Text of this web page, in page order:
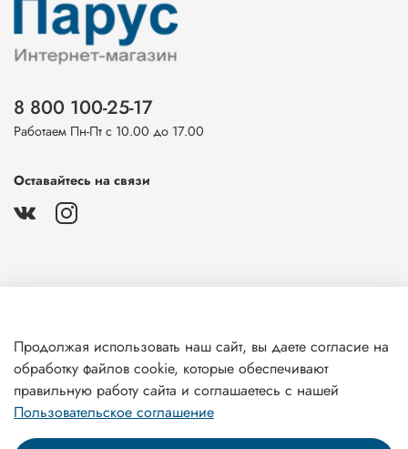
Клиентам
8 800 100-25-17
Работаем Пн-Пт с 10.00 до 17.00
Оставайтесь на связи
Продолжая использовать наш сайт, вы даете согласие на
обработку файлов cookie, которые обеспечивают
правильную работу сайта и соглашаетесь с нашей
Пользовательское соглашение